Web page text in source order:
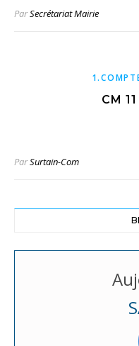
ParSecrétariat Mairie
CM
ParSurtain-Com